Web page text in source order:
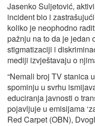
Jasenko Suljetović,
incident bio i
koliko je neophodno
pažnju na to da je jedan
stigmatizaciji i
mediji izvještavaju o
“Nemali broj TV stanica
spominju u svrhu
educiranja javnosti o
pojavljuje u emisijama
Red Carpet (OBN),